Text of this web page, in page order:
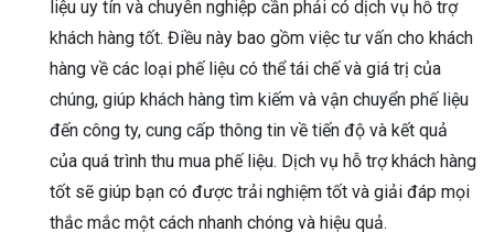
liệu uy tín và chuyên nghiệp cần phải có dịch vụ hỗ trợ
khách hàng tốt. Điều này bao gồm việc tư vấn cho khách
hàng về các loại phế liệu có thể tái chế và giá trị của
chúng, giúp khách hàng tìm kiếm và vận chuyển phế liệu
đến công ty, cung cấp thông tin về tiến độ và kết quả
của quá trình thu mua phế liệu. Dịch vụ hỗ trợ khách hàng
tốt sẽ giúp bạn có được trải nghiệm tốt và giải đáp mọi
thắc mắc một cách nhanh chóng và hiệu quả.